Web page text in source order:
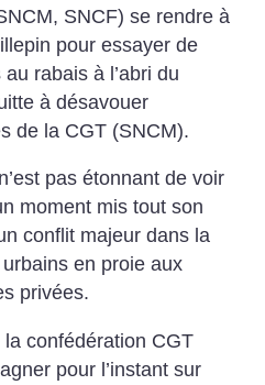
SNCF) se rendre à
pour essayer de
rabais à l’abri du
à désavouer
de la CGT (SNCM).
pas étonnant de voir
moment mis tout son
conflit majeur dans la
en proie aux
privées.
confédération CGT
pour l’instant sur